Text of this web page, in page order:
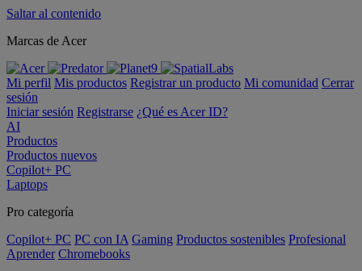
Saltar al contenido
Marcas de Acer
Mi perfil Mis productos Registrar un producto Mi comunidad Cerrar
sesión
Iniciar sesión Registrarse ¿Qué es Acer ID?
AI
Productos
Productos nuevos
Copilot+ PC
Laptops
Pro categoría
Copilot+ PC PC con IA Gaming Productos sostenibles Profesional
Aprender Chromebooks